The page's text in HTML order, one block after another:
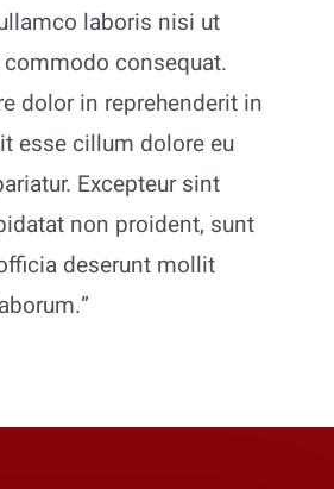
laboris nisi ut
consequat.
dolor in reprehenderit in
esse cillum dolore eu
Excepteur sint
non proident, sunt
deserunt mollit